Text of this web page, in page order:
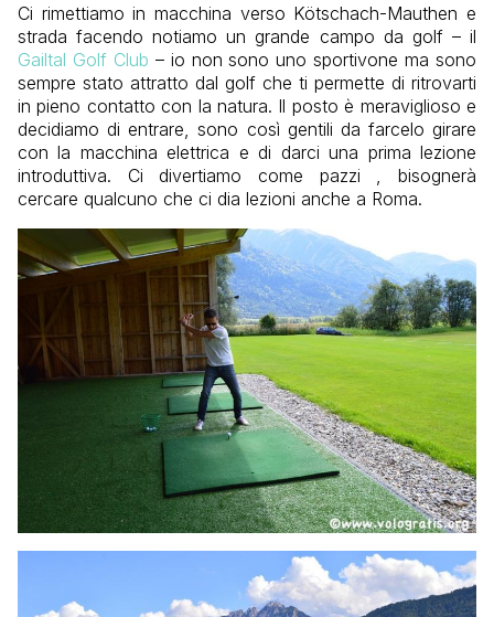
Ci rimettiamo in macchina verso Kötschach-Mauthen e
strada facendo notiamo un grande campo da golf – il
Gailtal Golf Club – io non sono uno sportivone ma sono
sempre stato attratto dal golf che ti permette di ritrovarti
in pieno contatto con la natura. Il posto è meraviglioso e
decidiamo di entrare, sono così gentili da farcelo girare
con la macchina elettrica e di darci una prima lezione
introduttiva. Ci divertiamo come pazzi , bisognerà
cercare qualcuno che ci dia lezioni anche a Roma.